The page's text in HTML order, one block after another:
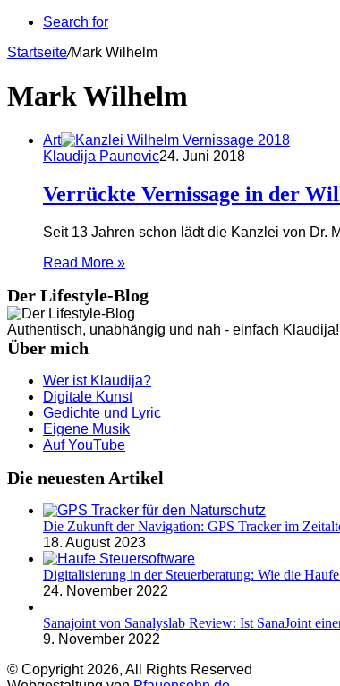
Search for
Startseite/Mark Wilhelm
Mark Wilhelm
Art
Klaudija Paunovic24. Juni 2018
Verrückte Vernissage in der
Seit 13 Jahren schon lädt die Kanzlei von Dr.
Read More »
Der Lifestyle-Blog
Authentisch, unabhängig und nah - einfach Klaudija!
Über mich
Wer ist Klaudija?
Digitale Kunst
Gedichte und Lyric
Eigene Musik
Auf YouTube
Die neuesten Artikel
Die Zukunft der Navigation: GPS Tracker im
18. August 2023
Digitalisierung in der Steuerberatung: Wie die
24. November 2022
Sanajoint von Sanalyslab Review: Ist SanaJoint
9. November 2022
© Copyright 2026, All Rights Reserved